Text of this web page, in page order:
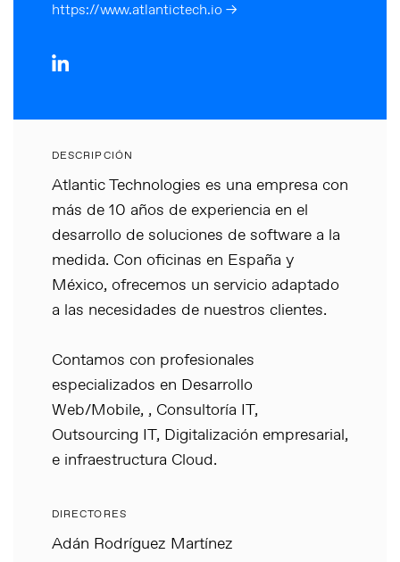
https://www.atlantictech.io →
DESCRIPCIÓN
Atlantic Technologies es una empresa con
más de 10 años de experiencia en el
desarrollo de soluciones de software a la
medida. Con oficinas en España y
México, ofrecemos un servicio adaptado
a las necesidades de nuestros clientes.
Contamos con profesionales
especializados en Desarrollo
Web/Mobile, , Consultoría IT,
Outsourcing IT, Digitalización empresarial,
e infraestructura Cloud.
DIRECTORES
Adán Rodríguez Martínez